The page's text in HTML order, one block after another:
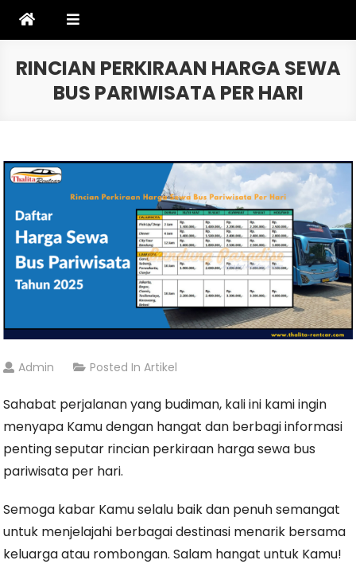
RINCIAN PERKIRAAN HARGA SEWA
BUS PARIWISATA PER HARI
Admin Posted InArtikel
Sahabat perjalanan yang budiman, kali ini kami ingin
menyapa Kamu dengan hangat dan berbagi informasi
penting seputar rincian perkiraan harga sewa bus
pariwisata per hari.
Semoga kabar Kamu selalu baik dan penuh semangat
untuk menjelajahi berbagai destinasi menarik bersama
keluarga atau rombongan. Salam hangat untuk Kamu!